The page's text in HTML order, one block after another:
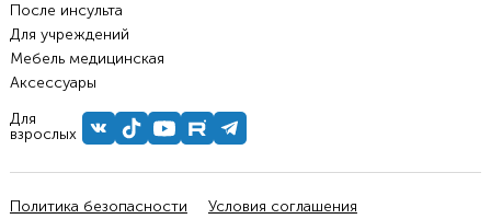
После инсульта
Для учреждений
Мебель медицинская
Аксессуары
Для
взрослых
Политика безопасности Условия соглашения